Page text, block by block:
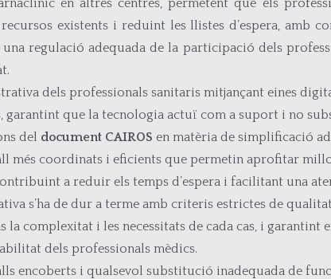
en altres centres, permetent que els
existents i reduint les llistes d’espera, amb
regulació adequada de la participació dels
dels professionals sanitaris mitjançant eines
que la tecnologia actuï com a suport i no
del document CAIROS en matèria de simplificació
més coordinats i eficients que permetin aprofitar
a reduir els temps d’espera i facilitant una
s’ha de dur a terme amb criteris estrictes de
la complexitat i les necessitats de cada cas, i
dels professionals mèdics.
encoberts i qualsevol substitució inadequada de